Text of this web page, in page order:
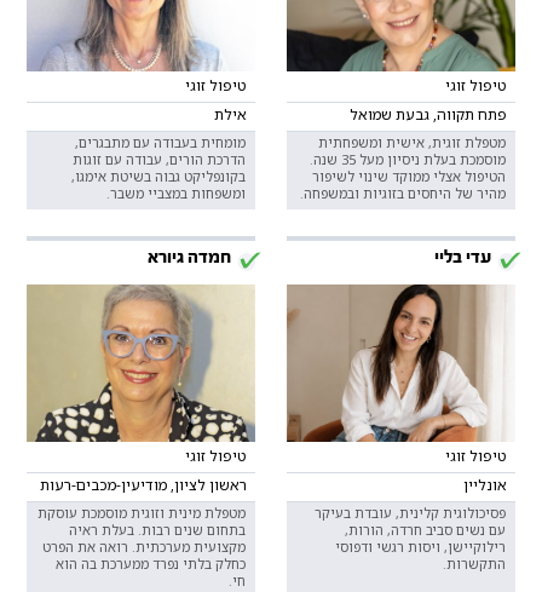
טיפול זוגי
פתח תקווה, גבעת שמואל
מטפלת זוגית, אישית ומשפחתית
מוסמכת בעלת ניסיון מעל 35 שנה.
הטיפול אצלי ממוקד שינוי לשיפור
מהיר של היחסים בזוגיות ובמשפחה.
טיפול זוגי
אילת
מומחית בעבודה עם מתבגרים,
הדרכת הורים, עבודה עם זוגות
בקונפליקט גבוה בשיטת אימגו,
ומשפחות במצביי משבר.
עדי בליי
טיפול זוגי
אונליין
פסיכולוגית קלינית, עובדת בעיקר
עם נשים סביב חרדה, הורות,
רילוקיישן, ויסות רגשי ודפוסי
התקשרות.
חמדה גיורא
טיפול זוגי
ראשון לציון, מודיעין-מכבים-רעות
מטפלת מינית וזוגית מוסמכת עוסקת
בתחום שנים רבות. בעלת ראיה
מקצועית מערכתית. רואה את הפרט
כחלק בלתי נפרד ממערכת בה הוא
חי.